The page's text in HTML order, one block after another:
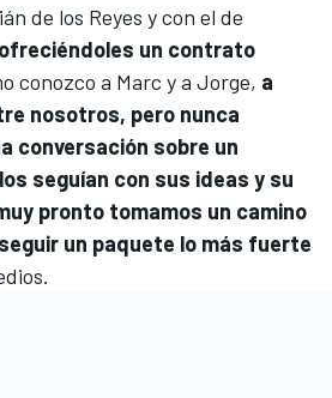
de los Reyes y con el de
un contrato
conozco a Marc y a Jorge, a
nosotros, pero nunca
conversación sobre un
seguían con sus ideas y su
pronto tomamos un camino
un paquete lo más fuerte